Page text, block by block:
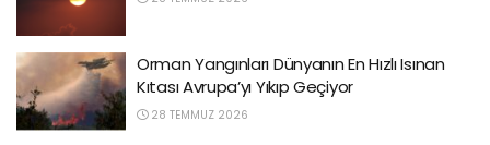
Orman Yangınları Dünyanın En Hızlı Isınan
Kıtası Avrupa’yı Yıkıp Geçiyor
28 TEMMUZ 2026